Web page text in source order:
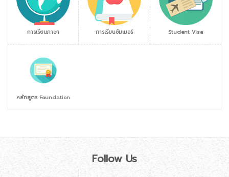
การเรียนภาษา การเรียนซัมเมอร์ Student Visa
หลักสูตร Foundation
Follow Us